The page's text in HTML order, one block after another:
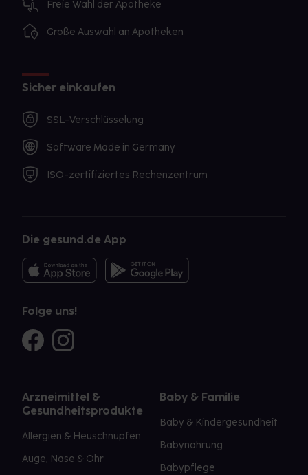
Freie Wahl der Apotheke
Große Auswahl an Apotheken
Sicher einkaufen
SSL-Verschlüsselung
Software Made in Germany
ISO-zertifiziertes Rechenzentrum
Die gesund.de App
Folge uns!
Arzneimittel &
Gesundheitsprodukte
Allergien & Heuschnupfen
Auge, Nase & Ohr
Baby & Familie
Baby & Kindergesundheit
Babynahrung
Babypflege